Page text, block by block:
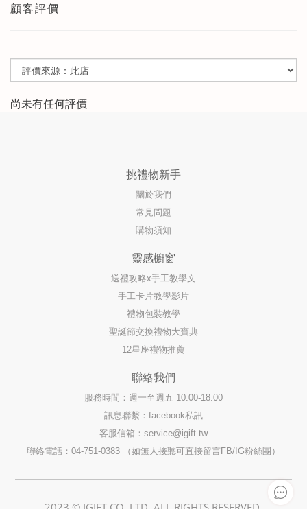
顧客評價
尚未有任何評價
挑禮物新手
關於我們
常見問題
購物須知
靈感櫥窗
送禮攻略x手工教學文
手工卡片教學影片
禮物包裝教學
聖誕節交換禮物大寶典
12星座禮物推薦
聯絡我們
服務時間：週一至週五 10:00-18:00
訊息聯繫：facebook私訊
客服信箱： service@igift.tw
聯絡電話：04-751-0383 （如無人接聽可直接留言FB/IG粉絲團）